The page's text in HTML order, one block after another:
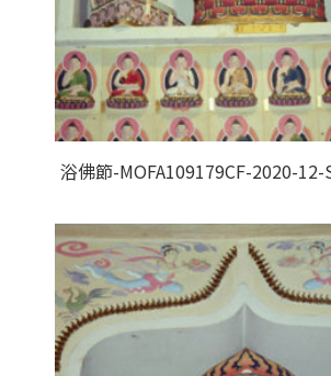
浴佛節-MOFA109179CF-2020-